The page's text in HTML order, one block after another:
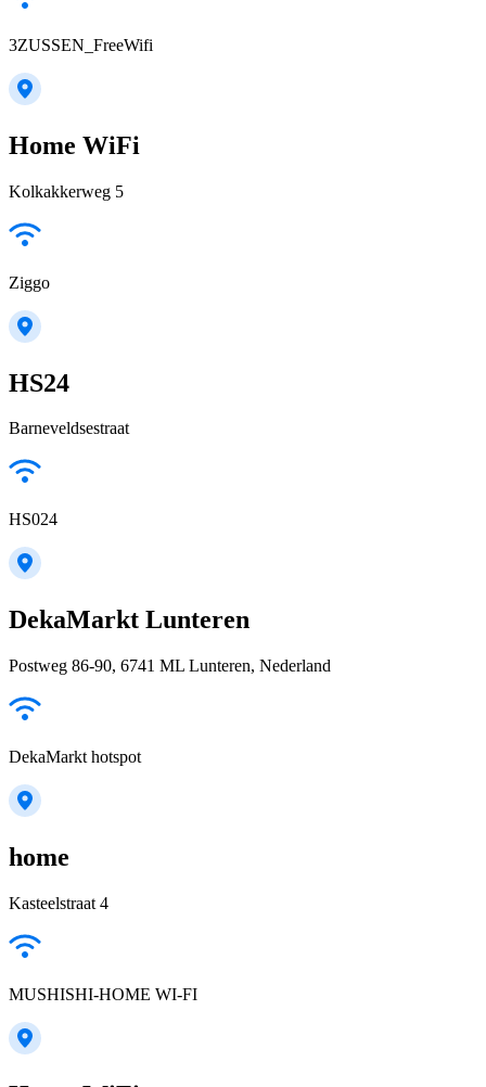
3ZUSSEN_FreeWifi
Home WiFi
Kolkakkerweg 5
Ziggo
HS24
Barneveldsestraat
HS024
DekaMarkt Lunteren
Postweg 86-90, 6741 ML Lunteren, Nederland
DekaMarkt hotspot
home
Kasteelstraat 4
MUSHISHI-HOME WI-FI